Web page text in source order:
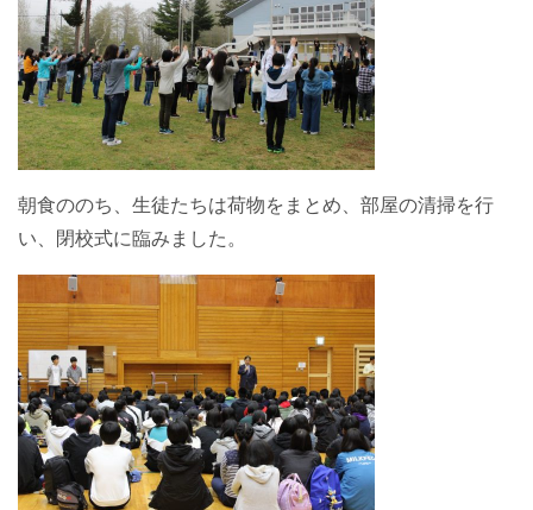
朝食ののち、生徒たちは荷物をまとめ、部屋の清掃を行
い、閉校式に臨みました。